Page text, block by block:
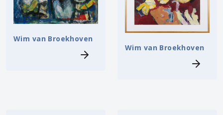
Wim van Broekhoven
Wim van Broekhoven